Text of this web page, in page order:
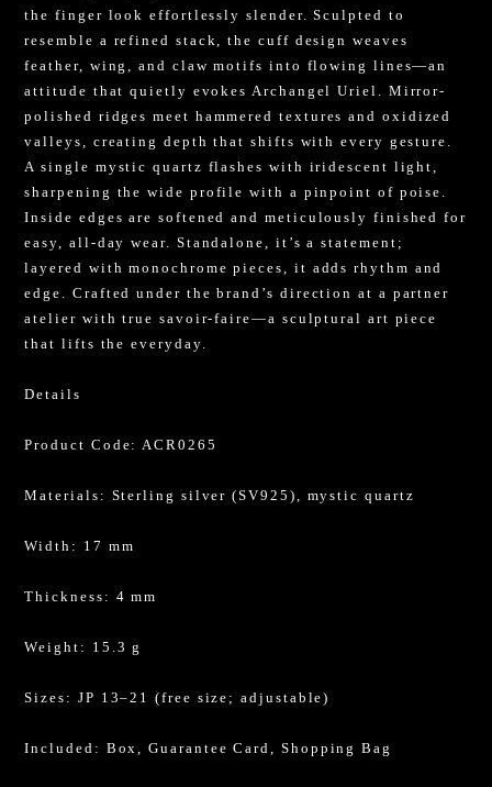
the finger look effortlessly slender. Sculpted to
resemble a refined stack, the cuff design weaves
feather, wing, and claw motifs into flowing lines—an
attitude that quietly evokes Archangel Uriel. Mirror-
polished ridges meet hammered textures and oxidized
valleys, creating depth that shifts with every gesture.
A single mystic quartz flashes with iridescent light,
sharpening the wide profile with a pinpoint of poise.
Inside edges are softened and meticulously finished for
easy, all-day wear. Standalone, it’s a statement;
layered with monochrome pieces, it adds rhythm and
edge. Crafted under the brand’s direction at a partner
atelier with true savoir-faire—a sculptural art piece
that lifts the everyday.
Details
Product Code: ACR0265
Materials: Sterling silver (SV925), mystic quartz
Width: 17 mm
Thickness: 4 mm
Weight: 15.3 g
Sizes: JP 13–21 (free size; adjustable)
Included: Box, Guarantee Card, Shopping Bag